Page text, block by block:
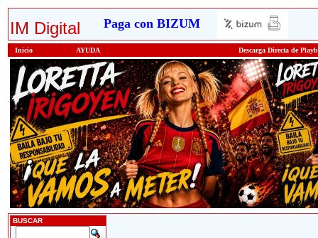
IM Digital Paga con BIZUM
Inicio AYUDA Descarga Directa de
BUSCAR